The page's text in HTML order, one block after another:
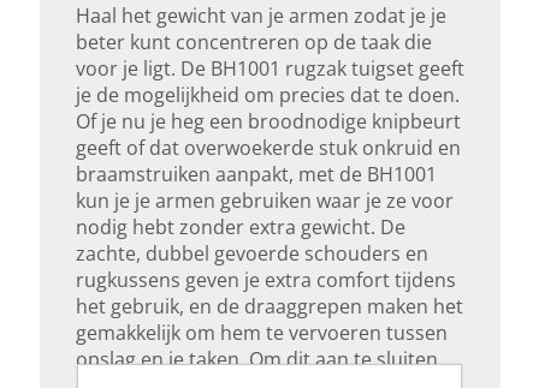
Haal het gewicht van je armen zodat je je
beter kunt concentreren op de taak die
voor je ligt. De BH1001 rugzak tuigset geeft
je de mogelijkheid om precies dat te doen.
Of je nu je heg een broodnodige knipbeurt
geeft of dat overwoekerde stuk onkruid en
braamstruiken aanpakt, met de BH1001
kun je je armen gebruiken waar je ze voor
nodig hebt zonder extra gewicht. De
zachte, dubbel gevoerde schouders en
rugkussens geven je extra comfort tijdens
het gebruik, en de draaggrepen maken het
gemakkelijk om hem te vervoeren tussen
opslag en je taken. Om dit aan te sluiten